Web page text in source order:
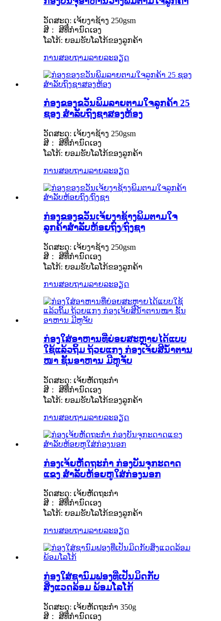
ວັດສະດຸ: ເຈ້ຍງາຊ້າງ 250gsm
ສີ： ສີທີ່ກຳນົດເອງ
ໂລໂກ້: ຍອມຮັບໂລໂກ້ຂອງລູກຄ້າ
ການສອບຖາມລາຍລະອຽດ
ກ່ອງຂອງຂວັນພິມລາຍຕາມໃຈລູກຄ້າ 25
ຊອງ ສຳລັບຖົງຊາສອງຫ້ອງ
ວັດສະດຸ: ເຈ້ຍງາຊ້າງ 250gsm
ສີ： ສີທີ່ກຳນົດເອງ
ໂລໂກ້: ຍອມຮັບໂລໂກ້ຂອງລູກຄ້າ
ການສອບຖາມລາຍລະອຽດ
ກ່ອງຂອງຂວັນເຈ້ຍງາຊ້າງພິມຕາມໃຈ
ລູກຄ້າສຳລັບຫ້ອຍຖົງ/ຖົງຊາ
ວັດສະດຸ: ເຈ້ຍງາຊ້າງ 250gsm
ສີ： ສີທີ່ກຳນົດເອງ
ໂລໂກ້: ຍອມຮັບໂລໂກ້ຂອງລູກຄ້າ
ການສອບຖາມລາຍລະອຽດ
ກ່ອງໃສ່ອາຫານທີ່ຍ່ອຍສະຫຼາຍໄດ້ແບບ
ໃຊ້ແລ້ວຖິ້ມ ຖ້ວຍແກງ ກ່ອງເຈ້ຍສີນ້ຳຕານ
ໜາ ຊັ້ນອາຫານ ມີຫູຈັບ
ວັດສະດຸ: ເຈ້ຍຫັດຖະກຳ
ສີ： ສີທີ່ກຳນົດເອງ
ໂລໂກ້: ຍອມຮັບໂລໂກ້ຂອງລູກຄ້າ
ການສອບຖາມລາຍລະອຽດ
ກ່ອງເຈ້ຍຫັດຖະກຳ ກ່ອງບັນຈຸກະດາດ
ແຂງ ສຳລັບຫ້ອຍຫູໃສ່ກ່ອງນອກ
ວັດສະດຸ: ເຈ້ຍຫັດຖະກຳ
ສີ： ສີທີ່ກຳນົດເອງ
ໂລໂກ້: ຍອມຮັບໂລໂກ້ຂອງລູກຄ້າ
ການສອບຖາມລາຍລະອຽດ
ກ່ອງໃສ່ຊານົມຟອງທີ່ເປັນມິດກັບ
ສິ່ງແວດລ້ອມ ພ້ອມໂລໂກ້
ວັດສະດຸ: ເຈ້ຍຫັດຖະກຳ 350g
ສີ： ສີທີ່ກຳນົດເອງ